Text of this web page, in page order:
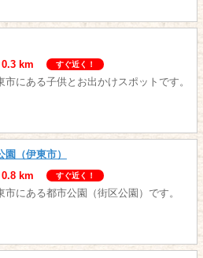
0.3 km
すぐ近く！
市にある子供とお出かけスポットです。
園（伊東市）
0.8 km
すぐ近く！
市にある都市公園（街区公園）です。